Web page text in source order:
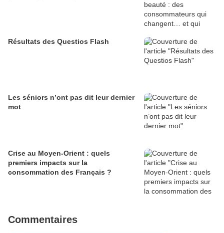
Résultats des Questios Flash
Les séniors n’ont pas dit leur dernier
mot
Crise au Moyen-Orient : quels
premiers impacts sur la
consommation des Français ?
Commentaires